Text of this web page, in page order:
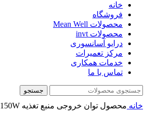
خانه
فروشگاه
محصولات Mean Well
محصولات invt
درایو آسانسوری
مرکز تعمیرات
خدمات همکاری
تماس با ما
جستجو
خانه محصول توان خروجی منبع تغذیه 150W